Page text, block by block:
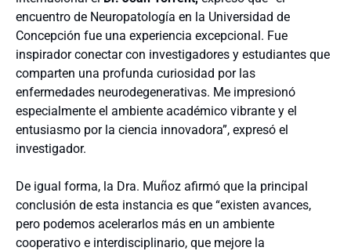
encuentro de Neuropatología en la Universidad de
Concepción fue una experiencia excepcional. Fue
inspirador conectar con investigadores y estudiantes que
comparten una profunda curiosidad por las
enfermedades neurodegenerativas. Me impresionó
especialmente el ambiente académico vibrante y el
entusiasmo por la ciencia innovadora”, expresó el
investigador.
De igual forma, la Dra. Muñoz afirmó que la principal
conclusión de esta instancia es que “existen avances,
pero podemos acelerarlos más en un ambiente
cooperativo e interdisciplinario, que mejore la